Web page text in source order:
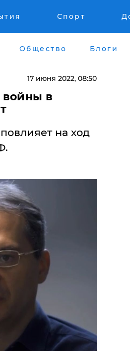
Спорт
Общество Блоги
17 июня 2022, 08:50
войны в
на ход